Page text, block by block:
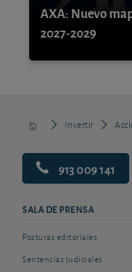
AXA: Nuevo
2027-2029
Invertir
913 009 141
SALA DE PRENSA
Posturas editoriales
Sentencias judiciales